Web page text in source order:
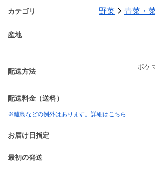
カテゴリ 野菜 青菜・
産地
配送方法
ポケ
配送料金（送料）
※離島などの例外はあります。詳細はこちら
お届け日指定
最初の発送